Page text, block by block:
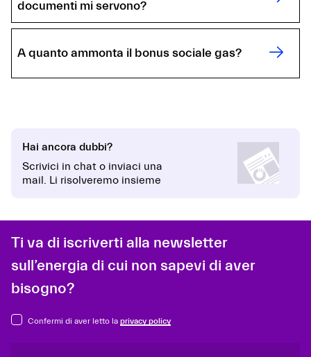
documenti mi servono?
A quanto ammonta il bonus sociale gas?
Hai ancora dubbi?
Scrivici in chat o inviaci una
mail. Li risolveremo insieme
Ti va di iscriverti alla newsletter
sull’energia di cui non sapevi di aver
bisogno?
Confermi di aver letto la privacy policy